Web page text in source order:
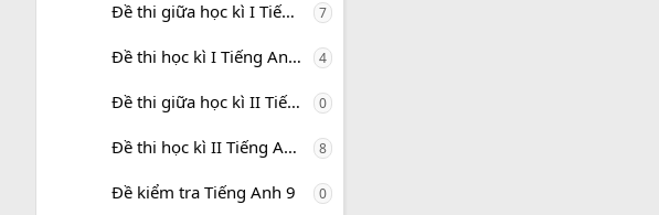
Đề thi giữa học kì I Tiếng Anh 9 7
Đề thi học kì I Tiếng Anh 9 4
Đề thi giữa học kì II Tiếng Anh 9 0
Đề thi học kì II Tiếng Anh 9 8
Đề kiểm tra Tiếng Anh 9 0